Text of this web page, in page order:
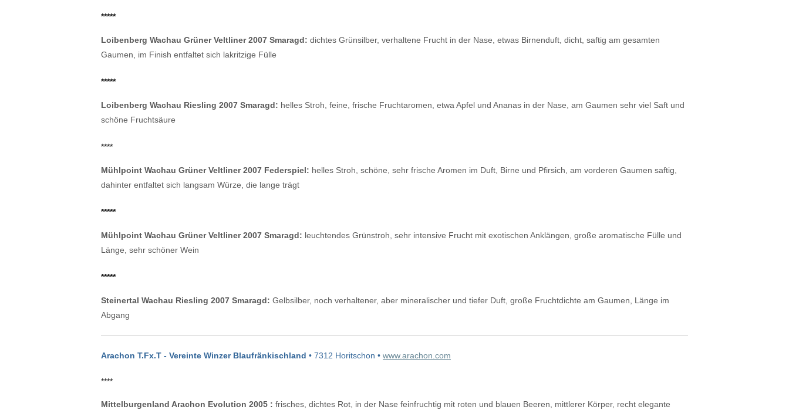
*****
Loibenberg Wachau Grüner Veltliner 2007 Smaragd: dichtes Grünsilber, verhaltene Frucht in der Nase, etwas Birnenduft, dicht, saftig am gesamten
Gaumen, im Finish entfaltet sich lakritzige Fülle
*****
Loibenberg Wachau Riesling 2007 Smaragd: helles Stroh, feine, frische Fruchtaromen, etwa Apfel und Ananas in der Nase, am Gaumen sehr viel Saft und
schöne Fruchtsäure
****
Mühlpoint Wachau Grüner Veltliner 2007 Federspiel: helles Stroh, schöne, sehr frische Aromen im Duft, Birne und Pfirsich, am vorderen Gaumen saftig,
dahinter entfaltet sich langsam Würze, die lange trägt
*****
Mühlpoint Wachau Grüner Veltliner 2007 Smaragd: leuchtendes Grünstroh, sehr intensive Frucht mit exotischen Anklängen, große aromatische Fülle und
Länge, sehr schöner Wein
*****
Steinertal Wachau Riesling 2007 Smaragd: Gelbsilber, noch verhaltener, aber mineralischer und tiefer Duft, große Fruchtdichte am Gaumen, Länge im
Abgang
Arachon T.Fx.T - Vereinte Winzer Blaufränkischland • 7312 Horitschon • www.arachon.com
****
Mittelburgenland Arachon Evolution 2005 : frisches, dichtes Rot, in der Nase feinfruchtig mit roten und blauen Beeren, mittlerer Körper, recht elegante